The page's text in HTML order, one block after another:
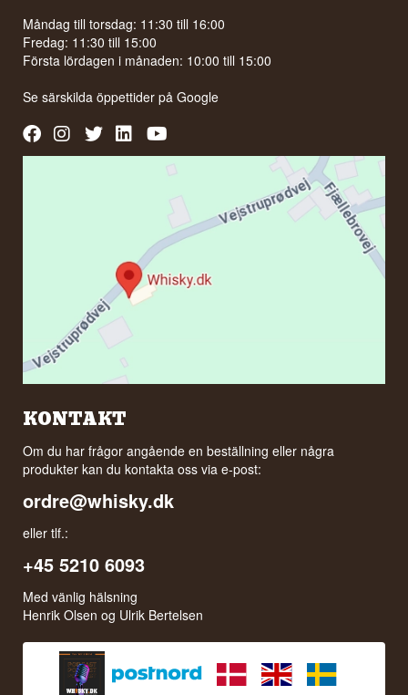
Måndag till torsdag: 11:30 till 16:00
Fredag: 11:30 till 15:00
Första lördagen i månaden: 10:00 till 15:00
Se särskilda öppettider påGoogle
KONTAKT
Om du har frågor angående en beställning eller några
produkter kan du kontakta oss via e-post:
ordre@whisky.dk
eller tlf.:
+45 5210 6093
Med vänlig hälsning
Henrik Olsen og Ulrik Bertelsen